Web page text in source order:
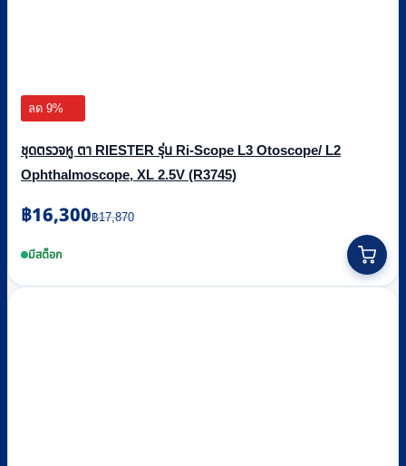
ลด 9%
ชุดตรวจหู ตา RIESTER รุ่น Ri-Scope L3 Otoscope/ L2
Ophthalmoscope, XL 2.5V (R3745)
฿17,870
Original
price
was:
฿16,300
Current
price
is:มีสต็อก